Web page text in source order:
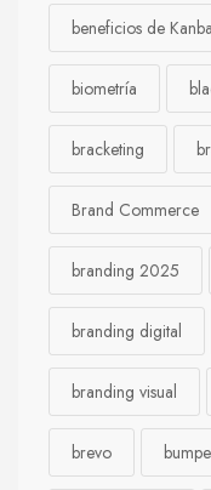
beneficios de
biometría
bracketing
Brand Commerce
branding 2025
branding digital
branding visual
brevo